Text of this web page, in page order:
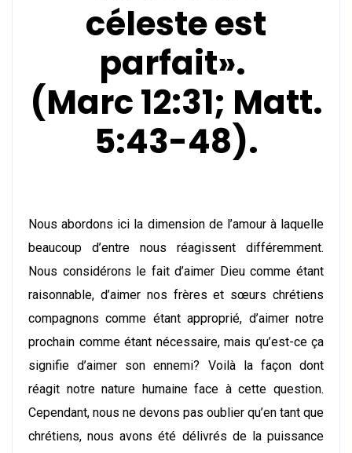
céleste est
parfait».
(Marc 12:31; Matt.
5:43-48).
Nous abordons ici la dimension de l’amour à laquelle
beaucoup d’entre nous réagissent différemment.
Nous considérons le fait d’aimer Dieu comme étant
raisonnable, d’aimer nos frères et sœurs chrétiens
compagnons comme étant approprié, d’aimer notre
prochain comme étant nécessaire, mais qu’est-ce ça
signifie d’aimer son ennemi? Voilà la façon dont
réagit notre nature humaine face à cette question.
Cependant, nous ne devons pas oublier qu’en tant que
chrétiens, nous avons été délivrés de la puissance